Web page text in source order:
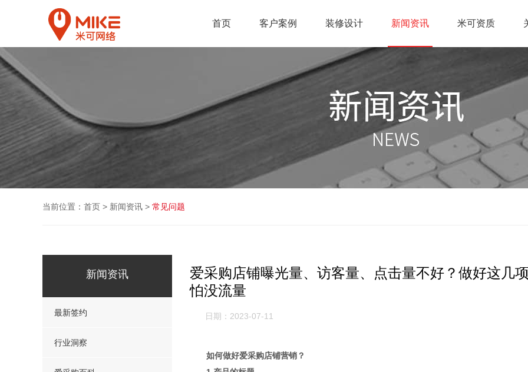
首页 客户案例 装修设计 新闻资讯 米可资质
当前位置： 首页 > 新闻资讯 > 常见问题
新闻资讯
最新签约
行业洞察
爱采购店铺曝光量、访客量、点击量不好？做好这几
怕没流量
日期：2023-07-11
如何做好爱采购店铺营销？